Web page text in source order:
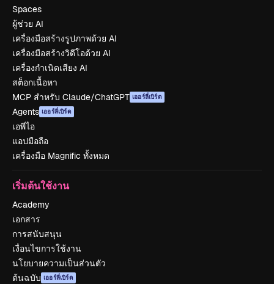
Spaces
ผู้ช่วย AI
เครื่องมือสร้างรูปภาพด้วย AI
เครื่องมือสร้างวิดีโอด้วย AI
เครื่องกำเนิดเสียง AI
สต็อกเนื้อหา
MCP สำหรับ Claude/ChatGPT เออร์ลี่เบิร์ด
Agents เออร์ลี่เบิร์ด
เอพีไอ
แอปมือถือ
เครื่องมือ Magnific ทั้งหมด
เริ่มต้นใช้งาน
Academy
เอกสาร
การสนับสนุน
เงื่อนไขการใช้งาน
นโยบายความเป็นส่วนตัว
ต้นฉบับ เออร์ลี่เบิร์ด